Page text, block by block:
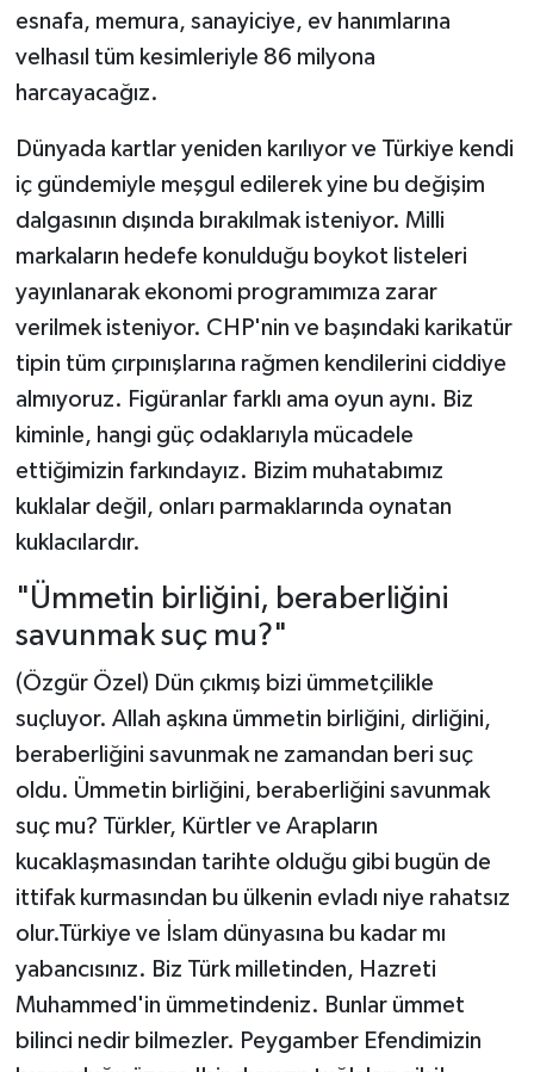
esnafa, memura, sanayiciye, ev hanımlarına
velhasıl tüm kesimleriyle 86 milyona
harcayacağız.
Dünyada kartlar yeniden karılıyor ve Türkiye kendi
iç gündemiyle meşgul edilerek yine bu değişim
dalgasının dışında bırakılmak isteniyor. Milli
markaların hedefe konulduğu boykot listeleri
yayınlanarak ekonomi programımıza zarar
verilmek isteniyor. CHP'nin ve başındaki karikatür
tipin tüm çırpınışlarına rağmen kendilerini ciddiye
almıyoruz. Figüranlar farklı ama oyun aynı. Biz
kiminle, hangi güç odaklarıyla mücadele
ettiğimizin farkındayız. Bizim muhatabımız
kuklalar değil, onları parmaklarında oynatan
kuklacılardır.
"Ümmetin birliğini, beraberliğini
savunmak suç mu?"
(Özgür Özel) Dün çıkmış bizi ümmetçilikle
suçluyor. Allah aşkına ümmetin birliğini, dirliğini,
beraberliğini savunmak ne zamandan beri suç
oldu. Ümmetin birliğini, beraberliğini savunmak
suç mu? Türkler, Kürtler ve Arapların
kucaklaşmasından tarihte olduğu gibi bugün de
ittifak kurmasından bu ülkenin evladı niye rahatsız
olur.Türkiye ve İslam dünyasına bu kadar mı
yabancısınız. Biz Türk milletinden, Hazreti
Muhammed'in ümmetindeniz. Bunlar ümmet
bilinci nedir bilmezler. Peygamber Efendimizin